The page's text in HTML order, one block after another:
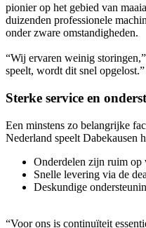
pionier op het gebied van
duizenden professionele
onder zware omstandigheden.
“Wij ervaren weinig
speelt, wordt dit snel opgelost.”
Sterke service en
Een minstens zo belangrijke
Nederland speelt Dabekausen
Onderdelen zijn ruim op
Snelle levering via de
Deskundige
“Voor ons is continuïteit